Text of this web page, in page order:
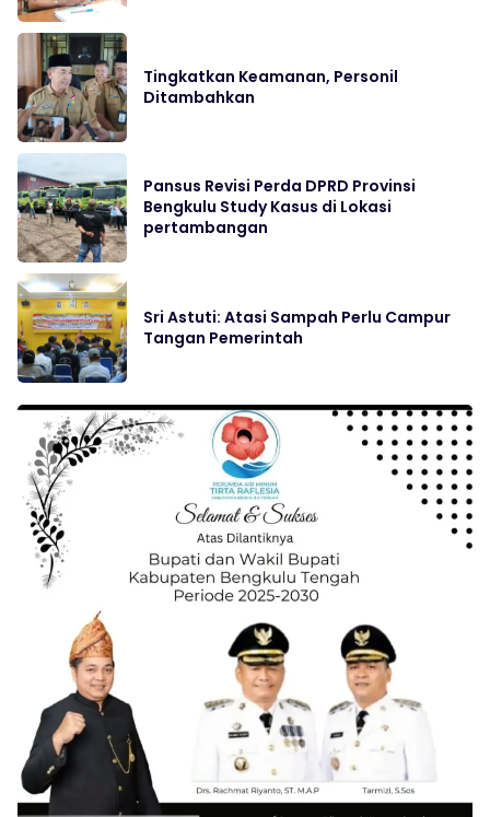
Tingkatkan Keamanan, Personil
Ditambahkan
Pansus Revisi Perda DPRD Provinsi
Bengkulu Study Kasus di Lokasi
pertambangan
Sri Astuti: Atasi Sampah Perlu Campur
Tangan Pemerintah